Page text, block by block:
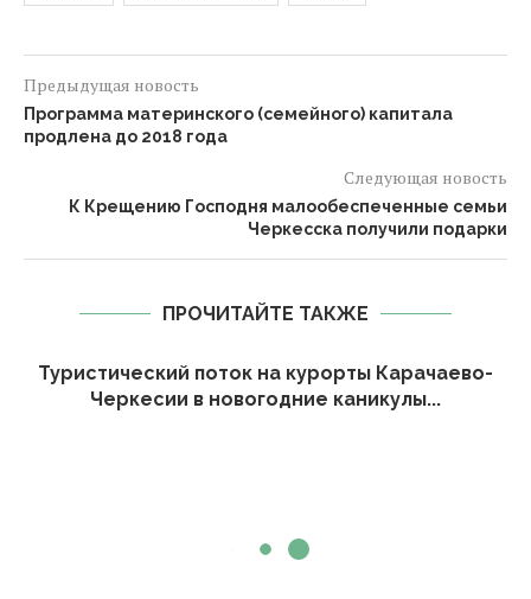
Предыдущая новость
Программа материнского (семейного) капитала
продлена до 2018 года
Следующая новость
К Крещению Господня малообеспеченные семьи
Черкесска получили подарки
ПРОЧИТАЙТЕ ТАКЖЕ
Туристический поток на курорты Карачаево-
Черкесии в новогодние каникулы...